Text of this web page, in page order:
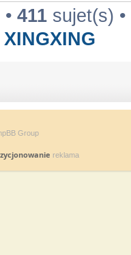
411 sujet(s) •
XINGXING
Group
reklama